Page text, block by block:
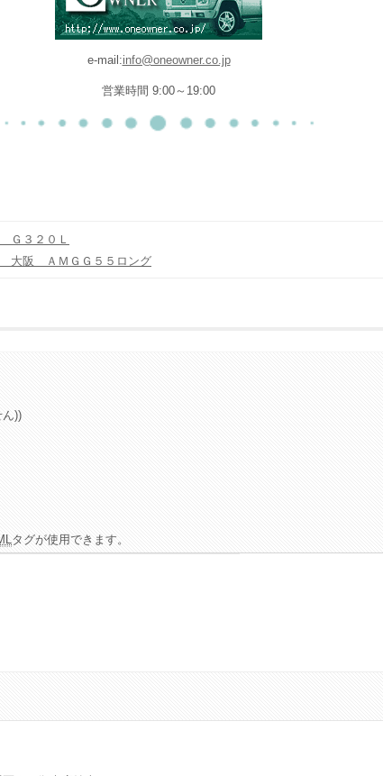
e-mail:info@oneowner.co.jp
営業時間 9:00～19:00
Ｇ３２０Ｌ
大阪 ＡＭＧＧ５５ロング
ん))
タグが使用できます。